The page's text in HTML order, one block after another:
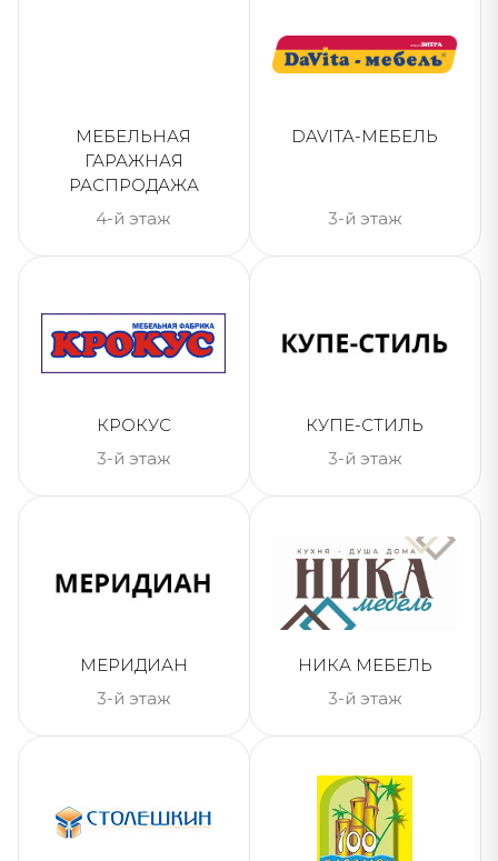
МЕБЕЛЬНАЯ
ГАРАЖНАЯ
РАСПРОДАЖА
4-й этаж
DAVITA-МЕБЕЛЬ
3-й этаж
КРОКУС
3-й этаж
КУПЕ-СТИЛЬ
3-й этаж
МЕРИДИАН
3-й этаж
НИКА МЕБЕЛЬ
3-й этаж